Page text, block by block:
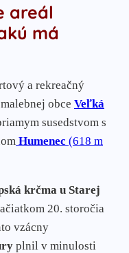
areál
má
a rekreačný
obce Veľká
susedstvom s
Humenec (618 m
krčma u Starej
20. storočia
vzácny
plnil v minulosti